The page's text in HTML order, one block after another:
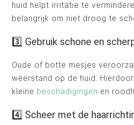
huid helpt irritatie te
belangrijk om niet droog te
3️⃣ Gebruik schone en
Oude of botte mesjes
weerstand op de huid.
kleine beschadigingen en
4️⃣ Scheer met de